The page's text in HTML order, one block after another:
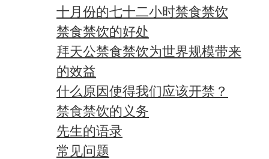
十月份的七十二小时禁食禁饮
禁食禁饮的好处
拜天公禁食禁饮为世界规模带来
的效益
什么原因使得我们应该开禁？
禁食禁饮的义务
先生的语录
常见问题